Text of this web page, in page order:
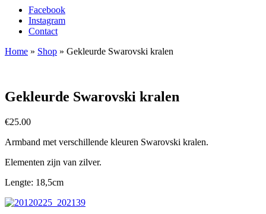
Facebook
Instagram
Contact
Home » Shop » Gekleurde Swarovski kralen
Gekleurde Swarovski kralen
€25.00
Armband met verschillende kleuren Swarovski kralen.
Elementen zijn van zilver.
Lengte: 18,5cm